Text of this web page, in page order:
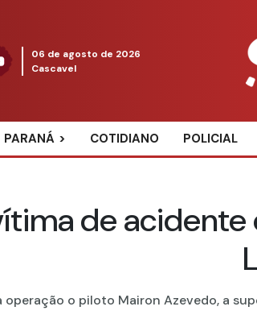
06 de agosto de 2026
Cascavel
PARANÁ COTIDIANO POLICIAL
de
operação o piloto Mairon Azevedo, a